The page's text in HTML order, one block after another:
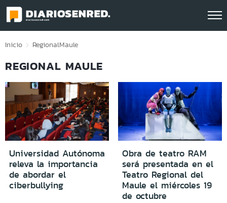
Click acá para ir directamente al contenido
Inicio RegionalMaule
REGIONAL MAULE
Universidad Autónoma
releva la importancia
de abordar el
ciberbullying
Obra de teatro RAM
será presentada en el
Teatro Regional del
Maule el miércoles 19
de octubre